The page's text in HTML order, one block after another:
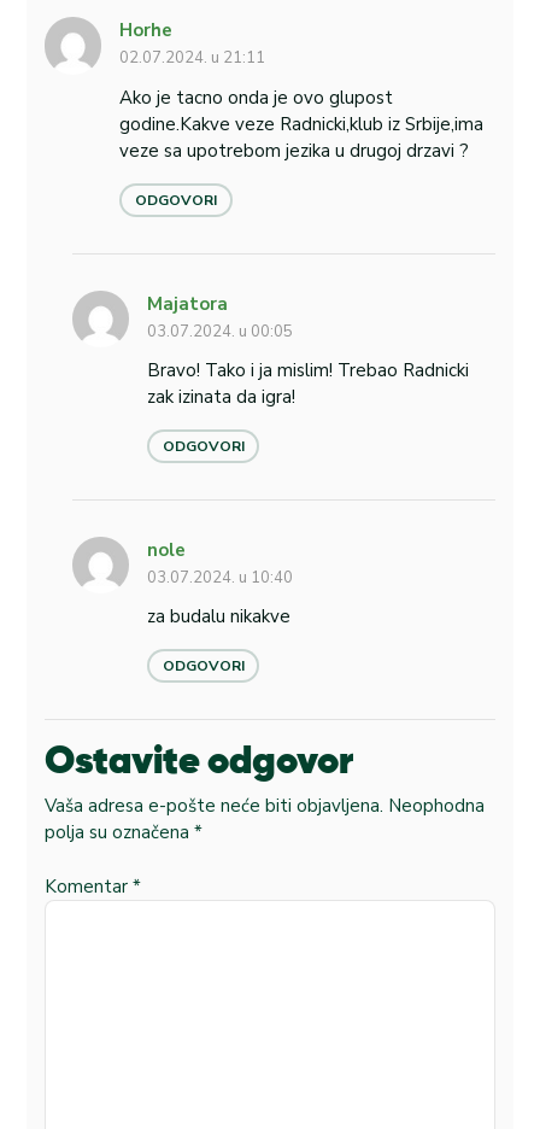
Horhe
02.07.2024. u 21:11
Ako je tacno onda je ovo glupost
godine.Kakve veze Radnicki,klub iz Srbije,ima
veze sa upotrebom jezika u drugoj drzavi ?
ODGOVORI
Majatora
03.07.2024. u 00:05
Bravo! Tako i ja mislim! Trebao Radnicki
zak izinata da igra!
ODGOVORI
nole
03.07.2024. u 10:40
za budalu nikakve
ODGOVORI
Ostavite odgovor
Vaša adresa e-pošte neće biti objavljena. Neophodna
polja su označena *
Komentar *